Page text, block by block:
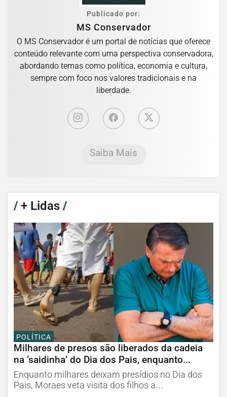
Publicado por:
MS Conservador
O MS Conservador é um portal de notícias que oferece
conteúdo relevante com uma perspectiva conservadora,
abordando temas como política, economia e cultura,
sempre com foco nos valores tradicionais e na
liberdade.
Saiba Mais
/+ Lidas /
POLÍTICA
Milhares de presos são liberados da cadeia
na ‘saidinha’ do Dia dos Pais, enquanto...
Enquanto milhares deixam presídios no Dia dos
Pais, Moraes veta visita dos filhos a...